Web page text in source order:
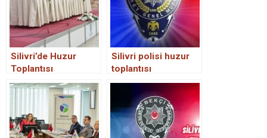
Silivri’de Huzur
Toplantısı
Gerçekleştirildi.
Silivri polisi huzur
toplantısı
düzenliyor.